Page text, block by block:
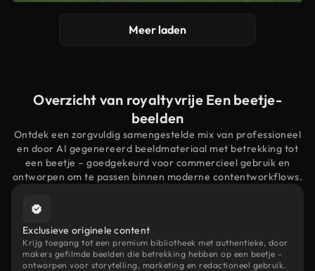
Meer laden
Overzicht van royaltyvrije Een beetje-
beelden
Ontdek een zorgvuldig samengestelde mix van professioneel
en door AI gegenereerd beeldmateriaal met betrekking tot
een beetje – goedgekeurd voor commercieel gebruik en
ontworpen om te passen binnen moderne contentworkflows.
Exclusieve originele content
Krijg toegang tot een premium bibliotheek met authentieke, door
makers gefilmde beelden die betrekking hebben op een beetje –
ontworpen voor storytelling, marketing en redactioneel gebruik.